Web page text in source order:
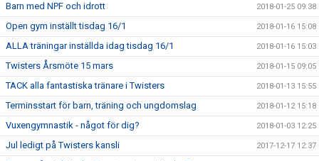
Barn med NPF och idrott 2018-01-25 09:38
Open gym inställt tisdag 16/1 2018-01-16 15:08
ALLA träningar inställda idag tisdag 16/1 2018-01-16 15:03
Twisters Årsmöte 15 mars 2018-01-15 09:05
TACK alla fantastiska tränare i Twisters 2018-01-13 15:55
Terminsstart för barn, träning och ungdomslag 2018-01-12 15:18
Vuxengymnastik - något för dig? 2018-01-03 12:25
Jul ledigt på Twisters kansli 2017-12-17 12:37